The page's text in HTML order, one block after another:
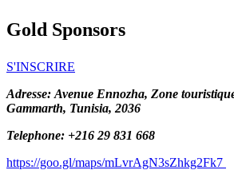
Gold Sponsors
S'INSCRIRE
Adresse: Avenue Ennozha, Zone
Gammarth, Tunisia, 2036
Telephone: +216 29 831 668
https://goo.gl/maps/mLvrAgN3sZhkg2Fk7